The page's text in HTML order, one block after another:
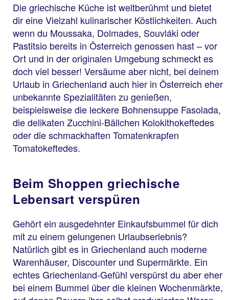
Die griechische Küche ist weltberühmt und bietet
dir eine Vielzahl kulinarischer Köstlichkeiten. Auch
wenn du Moussaka, Dolmades, Souvláki oder
Pastitsio bereits in Österreich genossen hast – vor
Ort und in der originalen Umgebung schmeckt es
doch viel besser! Versäume aber nicht, bei deinem
Urlaub in Griechenland auch hier in Österreich eher
unbekannte Spezialitäten zu genießen,
beispielsweise die leckere Bohnensuppe Fasolada,
die delikaten Zucchini-Bällchen Kolokithokeftedes
oder die schmackhaften Tomatenkrapfen
Tomatokeftedes.
Beim Shoppen griechische
Lebensart verspüren
Gehört ein ausgedehnter Einkaufsbummel für dich
mit zu einem gelungenen Urlaubserlebnis?
Natürlich gibt es in Griechenland auch moderne
Warenhäuser, Discounter und Supermärkte. Ein
echtes Griechenland-Gefühl verspürst du aber eher
bei einem Bummel über die kleinen Wochenmärkte,